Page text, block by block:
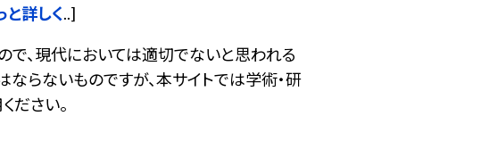
と詳しく..]
、現代においては適切でないと思われる
らないものですが、本サイトでは学術・研
ださい。